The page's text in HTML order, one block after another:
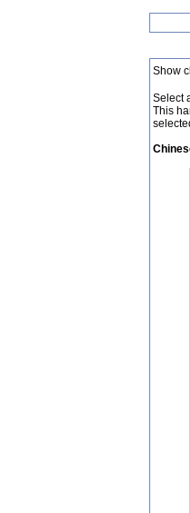
Show
Select
This